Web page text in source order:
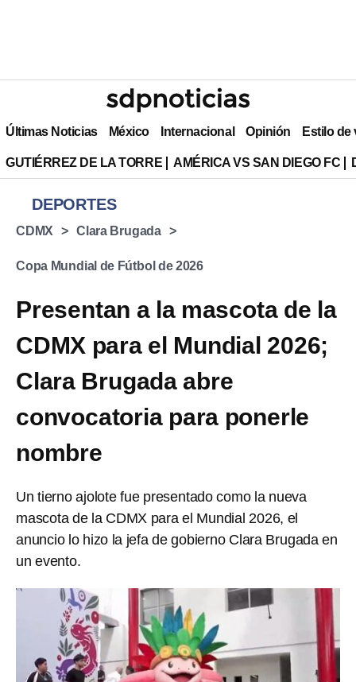
Últimas Noticias México Internacional Opinión Estilo de
GUTIÉRREZ DE LA TORRE AMÉRICA VS SAN DIEGO FC
DEPORTES
CDMX Clara Brugada
Copa Mundial de Fútbol de 2026
Presentan a la mascota de la
CDMX para el Mundial 2026;
Clara Brugada abre
convocatoria para ponerle
nombre
Un tierno ajolote fue presentado como la nueva
mascota de la CDMX para el Mundial 2026, el
anuncio lo hizo la jefa de gobierno Clara Brugada en
un evento.